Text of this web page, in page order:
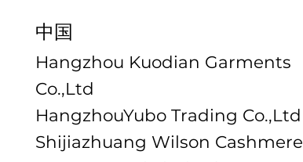
中国
Hangzhou Kuodian Garments
Co.,Ltd
HangzhouYubo Trading Co.,Ltd
Shijiazhuang Wilson Cashmere